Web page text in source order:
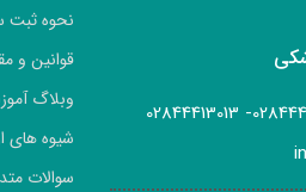
نحوه ثبت
قوانین و
وبلاگ
شیوه های
سوالات